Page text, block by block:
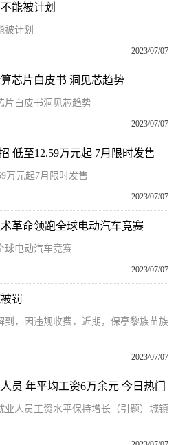
能被计划
被计划
2023/07/07
芯片白皮书 洞见芯趋势
片白皮书洞见芯趋势
2023/07/07
低至12.59万元起 7月限时发售
万元起7月限时发售
2023/07/07
革命领跑全球电动汽车竞赛
球电动汽车竞赛
2023/07/07
罚
到，因违规收费，近期，保亭黎族苗族
2023/07/07
员 年平均工资6万余元 今日热门
业人员工资水平保持增长（引题）城镇